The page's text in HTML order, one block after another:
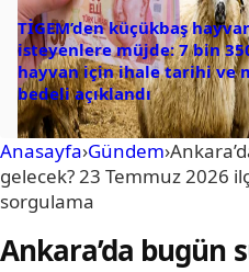
TİGEM’den küçükbaş
isteyenlere müjde: 7 bin
hayvan için ihale tarihi ve
bedeli açıklandı
Anasayfa›Gündem›
gelecek? 23 Temmuz 2026
sorgulama
Ankara’da bugün